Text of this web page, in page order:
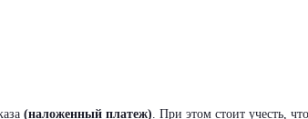
(наложенный платеж). При этом стоит учесть, что